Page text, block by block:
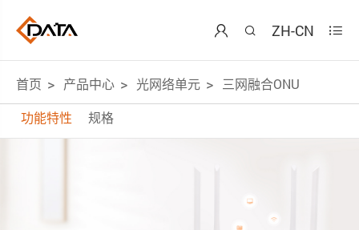
  ZH-CN 
首页 产品中心 光网络单元
三网融合ONU
功能特性
规格